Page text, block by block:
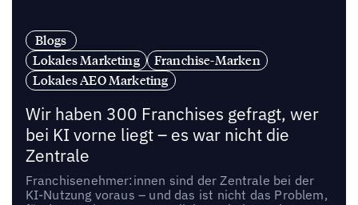
Blogs
Lokales Marketing
Franchise-Marken
Lokales AEO Marketing
Wir haben 300 Franchises gefragt, wer
bei KI vorne liegt – es war nicht die
Zentrale
Franchisenehmer:innen sind der Zentrale bei der
KI-Nutzung voraus – und das ist nicht das Problem,